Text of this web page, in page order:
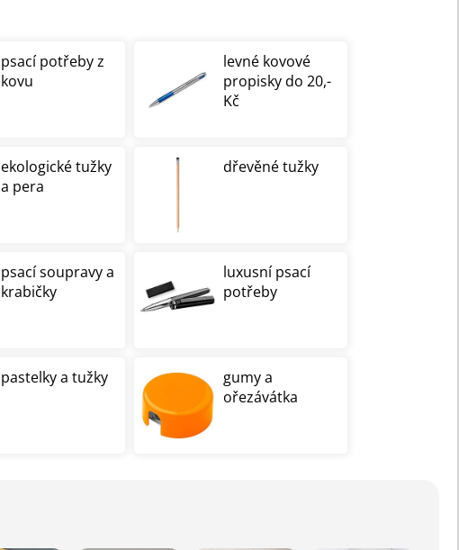
psací potřeby z
kovu
levné kovové
propisky do 20,-
Kč
ekologické tužky
a pera
dřevěné tužky
psací soupravy a
krabičky
luxusní psací
potřeby
pastelky a tužky
gumy a
ořezávátka